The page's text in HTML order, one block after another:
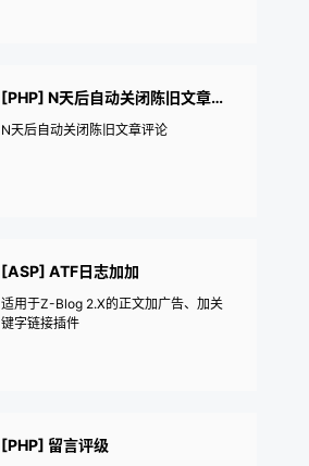
[PHP] N天后自动关闭陈旧文章评论
N天后自动关闭陈旧文章评论
[ASP] ATF日志加加
适用于Z-Blog 2.X的正文加广告、加关
键字链接插件
[PHP] 留言评级